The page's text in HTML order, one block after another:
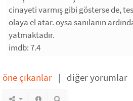
cinayeti varmış gibi gösterse de,
olaya el atar. oysa sanılanın
yatmaktadır.
imdb: 7.4
öne çıkanlar | diğer yorumlar